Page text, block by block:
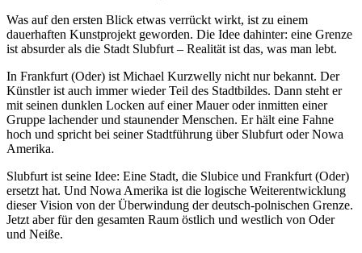
Was auf den ersten Blick etwas verrückt wirkt, ist zu einem
dauerhaften Kunstprojekt geworden. Die Idee dahinter: eine Grenze
ist absurder als die Stadt Slubfurt – Realität ist das, was man lebt.
In Frankfurt (Oder) ist Michael Kurzwelly nicht nur bekannt. Der
Künstler ist auch immer wieder Teil des Stadtbildes. Dann steht er
mit seinen dunklen Locken auf einer Mauer oder inmitten einer
Gruppe lachender und staunender Menschen. Er hält eine Fahne
hoch und spricht bei seiner Stadtführung über Slubfurt oder Nowa
Amerika.
Slubfurt ist seine Idee: Eine Stadt, die Slubice und Frankfurt (Oder)
ersetzt hat. Und Nowa Amerika ist die logische Weiterentwicklung
dieser Vision von der Überwindung der deutsch-polnischen Grenze.
Jetzt aber für den gesamten Raum östlich und westlich von Oder
und Neiße.